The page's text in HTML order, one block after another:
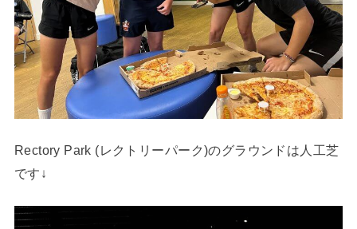
Rectory Park (レクトリーパーク)のグラウンドは人工芝
です↓